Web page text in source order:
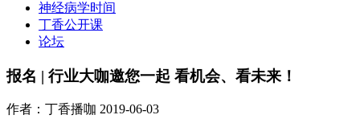
神经病学时间
丁香公开课
论坛
报名 | 行业大咖邀您一起 看机会、看未来！
作者：丁香播咖 2019-06-03